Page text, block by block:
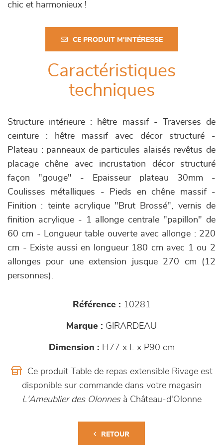
chic et harmonieux !
CE PRODUIT M'INTÉRESSE
Caractéristiques
techniques
Structure intérieure : hêtre massif - Traverses de
ceinture : hêtre massif avec décor structuré -
Plateau : panneaux de particules alaisés revêtus de
placage chêne avec incrustation décor structuré
façon "gouge" - Epaisseur plateau 30mm -
Coulisses métalliques - Pieds en chêne massif -
Finition : teinte acrylique "Brut Brossé", vernis de
finition acrylique - 1 allonge centrale "papillon" de
60 cm - Longueur table ouverte avec allonge : 220
cm - Existe aussi en longueur 180 cm avec 1 ou 2
allonges pour une extension jusque 270 cm (12
personnes).
Référence : 10281
Marque : GIRARDEAU
Dimension : H77 x L x P90 cm
Ce produit Table de repas extensible Rivage est
disponible sur commande dans votre magasin
L'Ameublier des Olonnesà Château-d'Olonne
RETOUR